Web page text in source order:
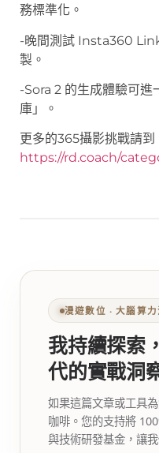
務標準化。
-晚間測試 Insta360
製。
-Sora 2 的生成體驗可進
庫」。
更多的365攝影挑戰請到
https://rd.coach/
漫遊數位 ‧ 大腦算力
我持續探索
代的實戰洞
如果這篇文章或工具
咖啡。您的支持將
與技術研發基金，讓